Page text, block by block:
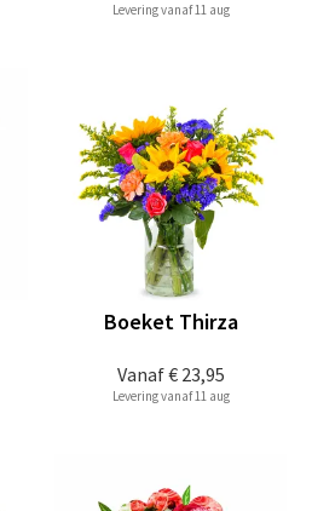
Levering vanaf 11 aug
Vanaf€ 23,95
Boeket Thirza
Levering vanaf 11 aug